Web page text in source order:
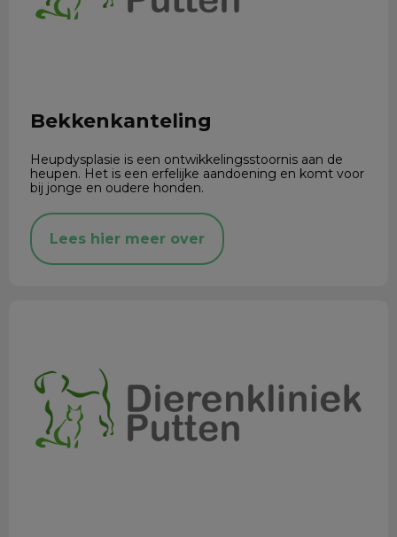
Bekkenkanteling
Heupdysplasie is een ontwikkelingsstoornis aan de
heupen. Het is een erfelijke aandoening en komt voor
bij jonge en oudere honden.
Lees hier meer over